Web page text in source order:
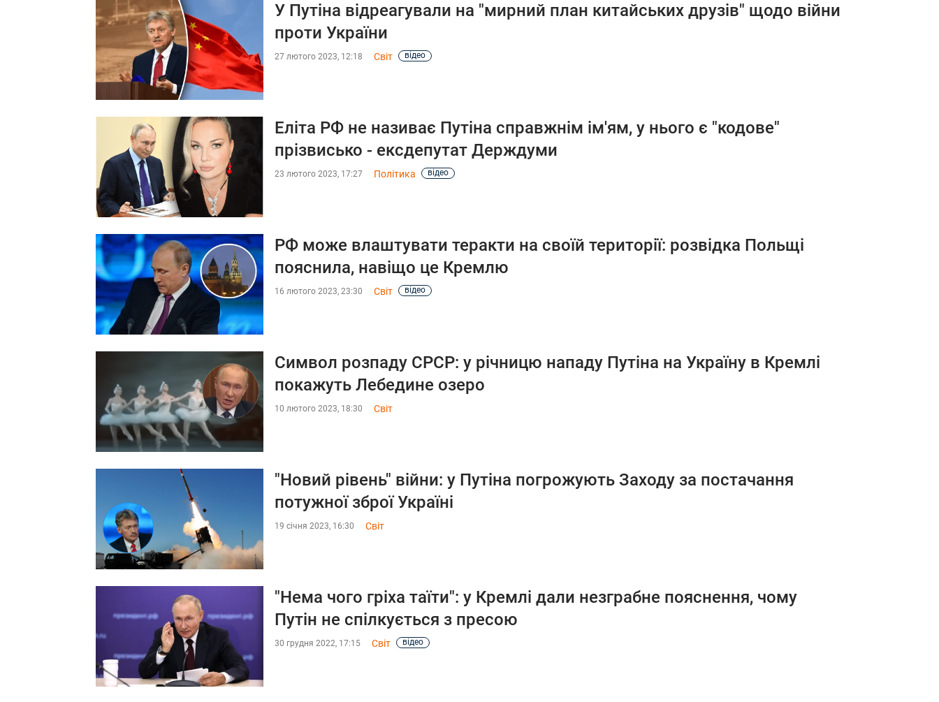
У Путіна відреагували на "мирний план китайських друзів" щодо війни
проти України
27 лютого 2023, 12:18 Світ відео
Еліта РФ не називає Путіна справжнім ім'ям, у нього є "кодове"
прізвисько - ексдепутат Держдуми
23 лютого 2023, 17:27 Політика відео
РФ може влаштувати теракти на своїй території: розвідка Польщі
пояснила, навіщо це Кремлю
16 лютого 2023, 23:30 Світ відео
Символ розпаду СРСР: у річницю нападу Путіна на Україну в Кремлі
покажуть Лебедине озеро
10 лютого 2023, 18:30 Світ
"Новий рівень" війни: у Путіна погрожують Заходу за постачання
потужної зброї Україні
19 січня 2023, 16:30 Світ
"Нема чого гріха таїти": у Кремлі дали незграбне пояснення, чому
Путін не спілкується з пресою
30 грудня 2022, 17:15 Світ відео